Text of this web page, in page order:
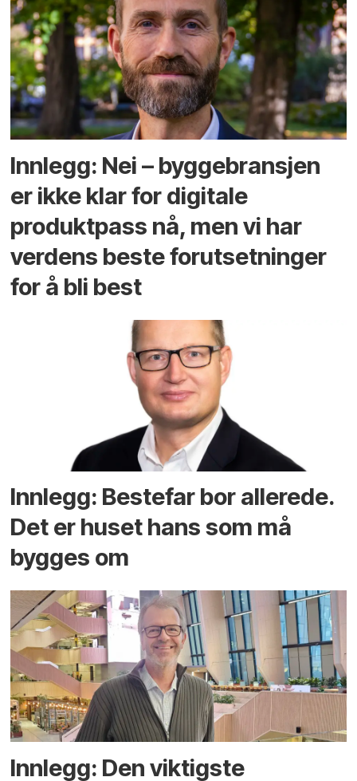
Innlegg: Nei – byggebransjen
er ikke klar for digitale
produktpass nå, men vi har
verdens beste forutsetninger
for å bli best
Innlegg: Bestefar bor allerede.
Det er huset hans som må
bygges om
Innlegg: Den viktigste